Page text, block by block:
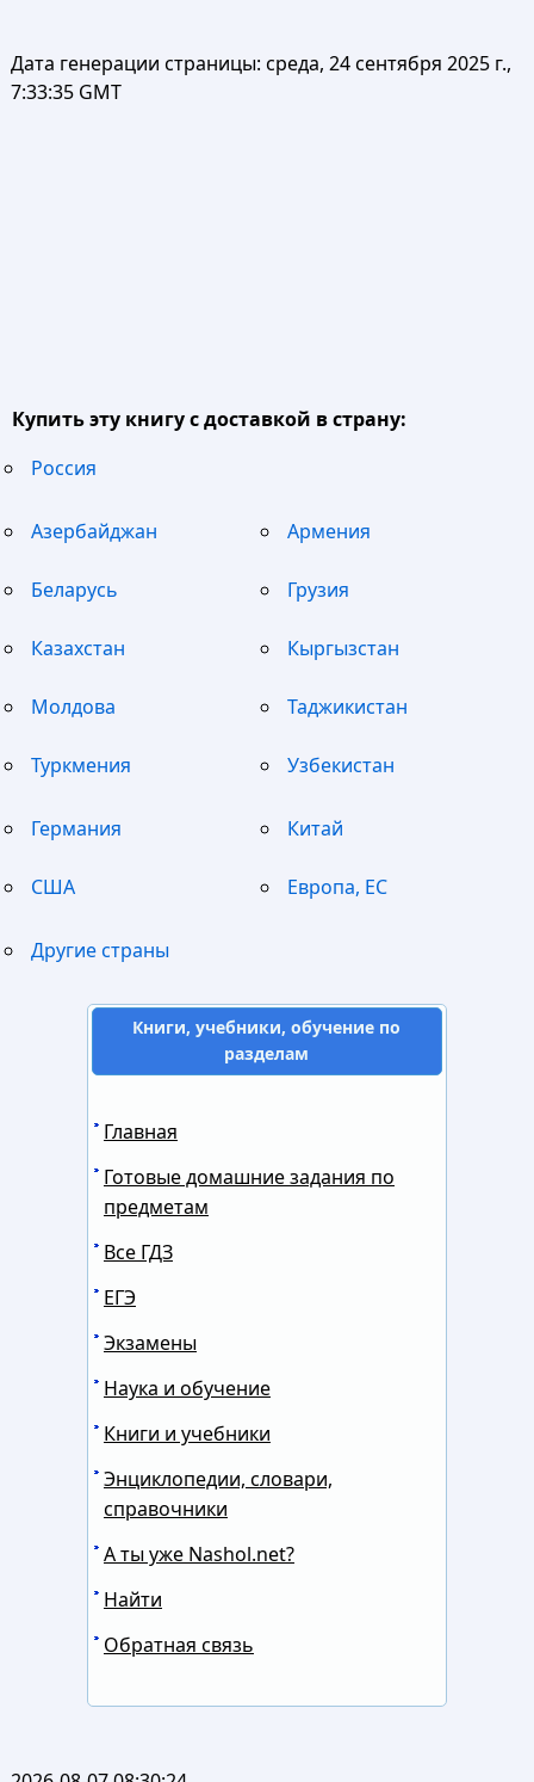
Дата генерации страницы: среда, 24 сентября 2025 г.,
7:33:35 GMT
Купить эту книгу с доставкой в страну:
Россия
Азербайджан Армения
Беларусь Грузия
Казахстан Кыргызстан
Молдова Таджикистан
Туркмения Узбекистан
Германия Китай
США Европа, ЕС
Другие страны
Книги, учебники, обучение по
разделам
Главная
Готовые домашние задания по
предметам
Все ГДЗ
ЕГЭ
Экзамены
Наука и обучение
Книги и учебники
Энциклопедии, словари,
справочники
А ты уже Nashol.net?
Найти
Обратная связь